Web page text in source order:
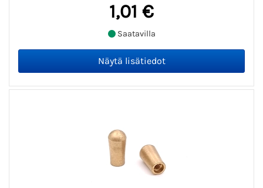
1,01 €
Saatavilla